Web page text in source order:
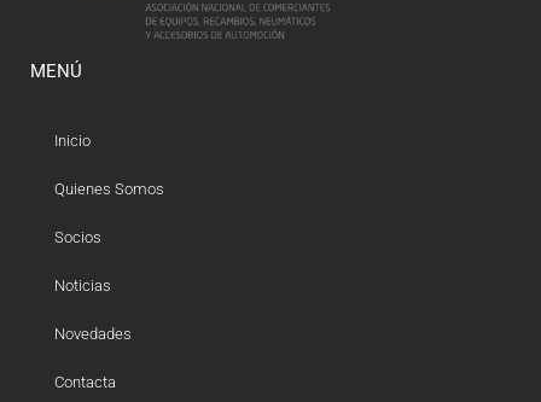
MENÚ
Inicio
Quienes Somos
Socios
Noticias
Novedades
Contacta